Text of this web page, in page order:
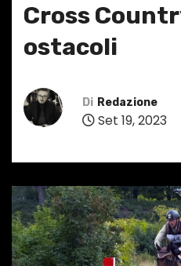
Cross
ostacoli
Di Redazione
Set 19, 2023